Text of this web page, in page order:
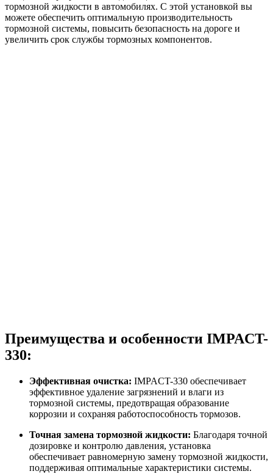
тормозной жидкости в автомобилях. С этой установкой вы
можете обеспечить оптимальную производительность
тормозной системы, повысить безопасность на дороге и
увеличить срок службы тормозных компонентов.
Преимущества и особенности IMPACT-
330:
Эффективная очистка: IMPACT-330 обеспечивает
эффективное удаление загрязнений и влаги из
тормозной системы, предотвращая образование
коррозии и сохраняя работоспособность тормозов.
Точная замена тормозной жидкости: Благодаря точной
дозировке и контролю давления, установка
обеспечивает равномерную замену тормозной жидкости,
поддерживая оптимальные характеристики системы.